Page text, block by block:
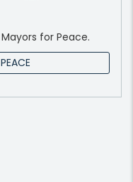
for Peace.